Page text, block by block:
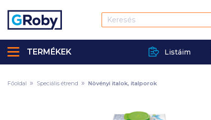
Listáim
TERMÉKEK
Főoldal Speciális étrend Növényi italok, italporok